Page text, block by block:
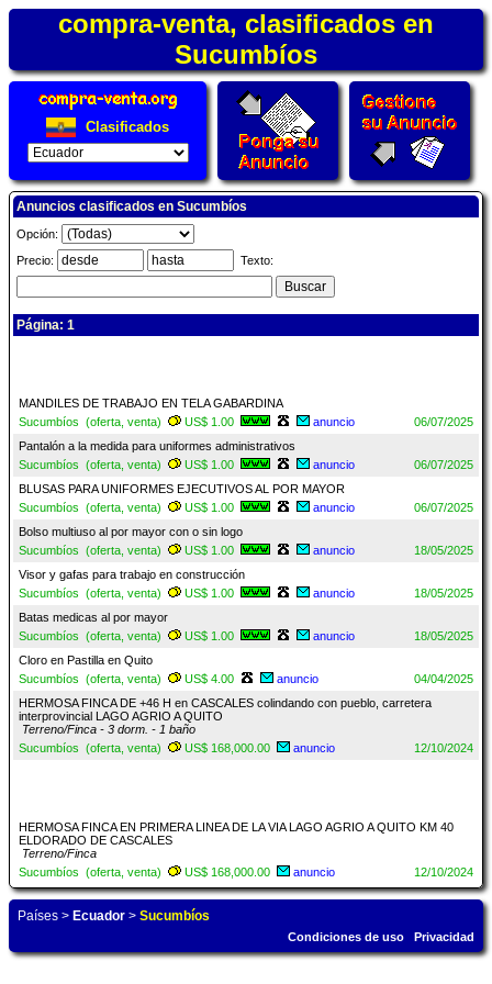
compra-venta, clasificados en
Sucumbíos
Clasificados
Anuncios clasificados en Sucumbíos
Opción:
Precio:
Texto:
Página: 1
MANDILES DE TRABAJO EN TELA GABARDINA
Sucumbíos (oferta, venta)
US$ 1.00 anuncio
06/07/2025
Pantalón a la medida para uniformes administrativos
Sucumbíos (oferta, venta)
US$ 1.00 anuncio
06/07/2025
BLUSAS PARA UNIFORMES EJECUTIVOS AL POR MAYOR
Sucumbíos (oferta, venta)
US$ 1.00 anuncio
06/07/2025
Bolso multiuso al por mayor con o sin logo
Sucumbíos (oferta, venta)
US$ 1.00 anuncio
18/05/2025
Visor y gafas para trabajo en construcción
Sucumbíos (oferta, venta)
US$ 1.00 anuncio
18/05/2025
Batas medicas al por mayor
Sucumbíos (oferta, venta)
US$ 1.00 anuncio
18/05/2025
Cloro en Pastilla en Quito
Sucumbíos (oferta, venta)
US$ 4.00 anuncio
04/04/2025
HERMOSA FINCA DE +46 H en CASCALES colindando con pueblo, carretera
interprovincial LAGO AGRIO A QUITO
Terreno/Finca - 3 dorm. - 1 baño
Sucumbíos (oferta, venta)
US$ 168,000.00 anuncio 12/10/2024
HERMOSA FINCA EN PRIMERA LINEA DE LA VIA LAGO AGRIO A QUITO KM 40
ELDORADO DE CASCALES
Terreno/Finca
Sucumbíos (oferta, venta)
US$ 168,000.00 anuncio 12/10/2024
Países > Ecuador > Sucumbíos
Condiciones de uso Privacidad